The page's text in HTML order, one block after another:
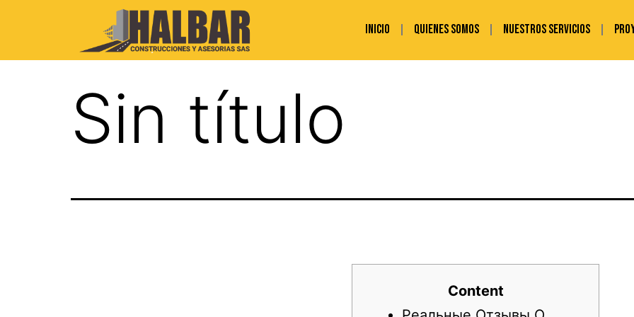
INICIO QUIENES SOMOS NUESTROS SERVICIOS
Sin título
Content